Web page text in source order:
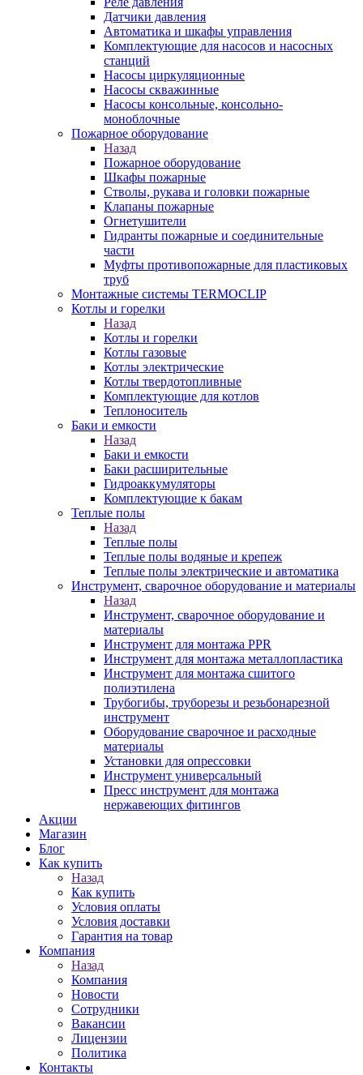
Датчики давления
Автоматика и шкафы управления
Комплектующие для насосов и насосных
станций
Насосы циркуляционные
Насосы скважинные
Насосы консольные, консольно-
моноблочные
Пожарное оборудование
Назад
Пожарное оборудование
Шкафы пожарные
Стволы, рукава и головки пожарные
Клапаны пожарные
Огнетушители
Гидранты пожарные и соединительные
части
Муфты противопожарные для пластиковых
труб
Монтажные системы TERMOCLIP
Котлы и горелки
Назад
Котлы и горелки
Котлы газовые
Котлы электрические
Котлы твердотопливные
Комплектующие для котлов
Теплоноситель
Баки и емкости
Назад
Баки и емкости
Баки расширительные
Гидроаккумуляторы
Комплектующие к бакам
Теплые полы
Назад
Теплые полы
Теплые полы водяные и крепеж
Теплые полы электрические и автоматика
Инструмент, сварочное оборудование и материалы
Назад
Инструмент, сварочное оборудование и
материалы
Инструмент для монтажа PPR
Инструмент для монтажа металлопластика
Инструмент для монтажа сшитого
полиэтилена
Трубогибы, труборезы и резьбонарезной
инструмент
Оборудование сварочное и расходные
материалы
Установки для опрессовки
Инструмент универсальный
Пресс инструмент для монтажа
нержавеющих фитингов
Акции
Магазин
Блог
Как купить
Назад
Как купить
Условия оплаты
Условия доставки
Гарантия на товар
Компания
Назад
Компания
Новости
Сотрудники
Вакансии
Лицензии
Политика
Контакты